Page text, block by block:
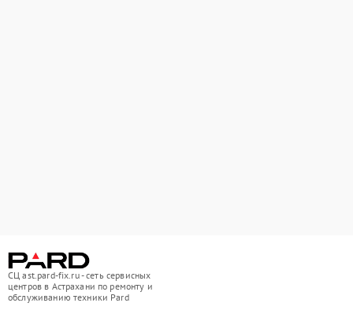
СЦ ast.pard-fix.ru - сеть сервисных
центров в Астрахани по ремонту и
обслуживанию техники Pard